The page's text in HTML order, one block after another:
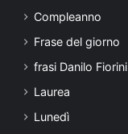
Compleanno
Frase del giorno
frasi Danilo Fiorini
Laurea
Lunedì